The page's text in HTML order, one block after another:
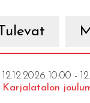
Tulevat
12.12.2026 10:00 -
Karjalatalon